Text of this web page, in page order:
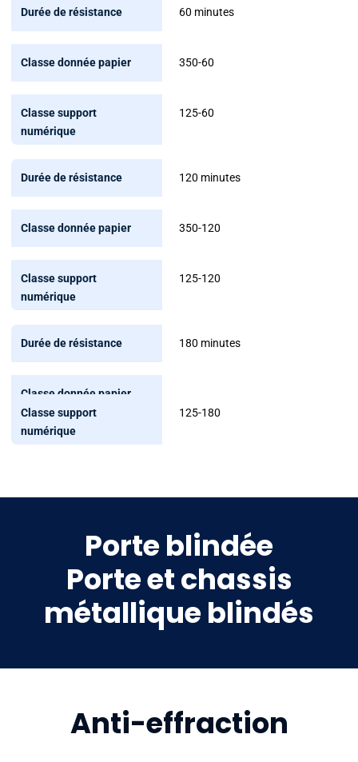
support
numérique
60 minutes
350-60
125-60
120 minutes
350-120
125-120
180 minutes
125-180
Porte blindée
Porte et chassis
métallique blindés
Anti-effraction